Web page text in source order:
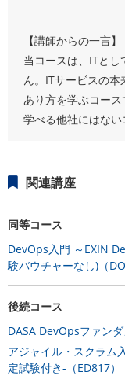
【講師からの一言】
当コースは、ITと
ん。ITサービスの
あり方を学ぶコー
学べる他社にはない
関連講座
同等コース
DevOps入門 ～EXIN
験バウチャーなし)（
後続コース
DASA DevOpsファン
アジャイル・スクラム
定試験付き-（ED817）